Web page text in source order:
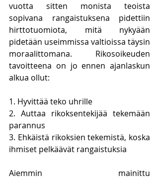
vuotta sitten monista teoista
sopivana rangaistuksena pidettiin
hirttotuomiota, mitä nykyään
pidetään useimmissa valtioissa täysin
moraalittomana. Rikosoikeuden
tavoitteena on jo ennen ajanlaskun
alkua ollut:
1. Hyvittää teko uhrille
2. Auttaa rikoksentekijää tekemään
parannus
3. Ehkäistä rikoksien tekemistä, koska
ihmiset pelkäävät rangaistuksia
Aiemmin mainittu